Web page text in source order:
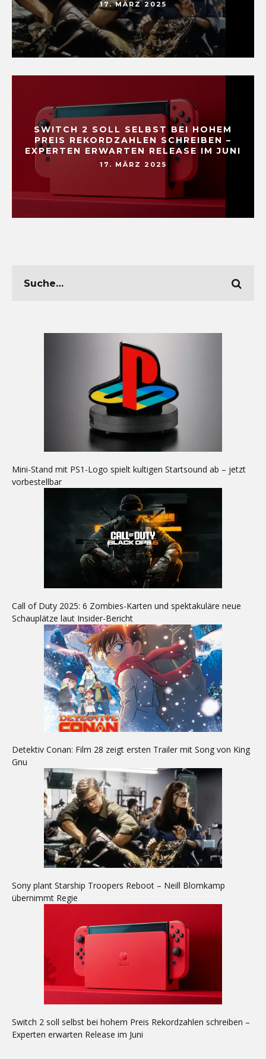
17. MÄRZ 2025
SWITCH 2 SOLL SELBST BEI HOHEM
PREIS REKORDZAHLEN SCHREIBEN –
EXPERTEN ERWARTEN RELEASE IM JUNI
17. MÄRZ 2025
Mini-Stand mit PS1-Logo spielt kultigen Startsound ab – jetzt
vorbestellbar
Call of Duty 2025: 6 Zombies-Karten und spektakuläre neue
Schauplätze laut Insider-Bericht
Detektiv Conan: Film 28 zeigt ersten Trailer mit Song von King
Gnu
Sony plant Starship Troopers Reboot – Neill Blomkamp
übernimmt Regie
Switch 2 soll selbst bei hohem Preis Rekordzahlen schreiben –
Experten erwarten Release im Juni